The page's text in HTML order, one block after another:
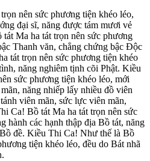
nên sức phương tiện khéo léo,
đại sĩ, năng được tám mươi vẻ
Ma ha tát trọn nên sức phương
Thanh văn, chẳng chứng bậc Độc
tát trọn nên sức phương tiện khéo
năng nghiêm tịnh cõi Phật. Kiều
sức phương tiện khéo léo, mới
năng nhiếp lấy nhiều đồ viên
viên mãn, sức lực viên mãn,
Ca! Bồ tát Ma ha tát trọn nên sức
hành các hạnh thập địa Bồ tát, năng
đề. Kiều Thi Ca! Như thế là Bồ
tiện khéo léo, đều do Bát nhã